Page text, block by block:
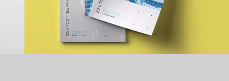
СОГЛАСИЕ НА ОБРАБОТКУ
ПЕРСОНАЛЬНЫХ ДАННЫХ